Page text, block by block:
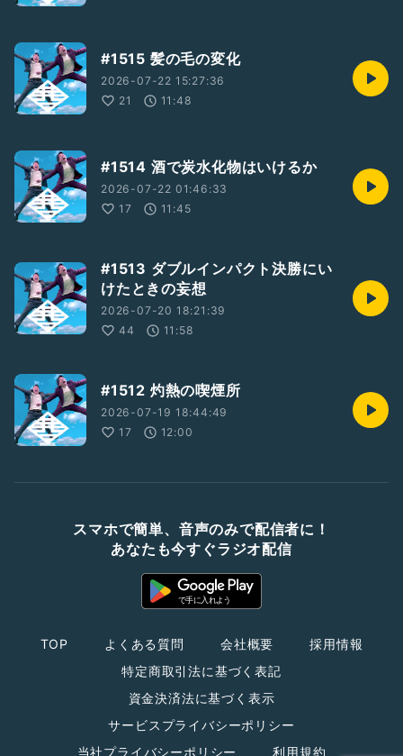
#1515 髪の毛の変化
2026-07-22 15:27:36
21
11:48
#1514 酒で炭水化物はいけるか
2026-07-22 01:46:33
17
11:45
#1513 ダブルインパクト決勝にい
けたときの妄想
2026-07-20 18:21:39
44
11:58
#1512 灼熱の喫煙所
2026-07-19 18:44:49
17
12:00
スマホで簡単、音声のみで配信者に！
あなたも今すぐラジオ配信
TOP よくある質問 会社概要
採用情報
特定商取引法に基づく表記
資金決済法に基づく表示
サービスプライバシーポリシー
当社プライバシーポリシー
利用規約